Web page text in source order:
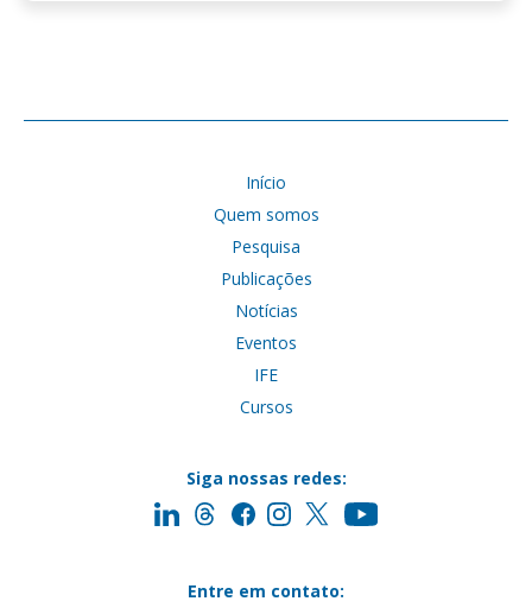
Início
Quem somos
Pesquisa
Publicações
Notícias
Eventos
IFE
Cursos
Siga nossas redes:
Entre em contato: